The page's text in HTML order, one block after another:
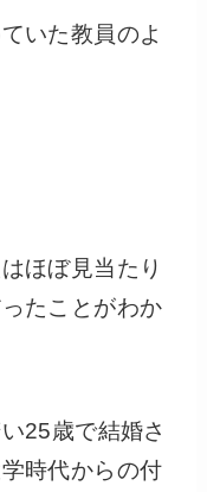
いた教員のよ
ほぼ見当たり
たことがわか
25歳で結婚さ
時代からの付